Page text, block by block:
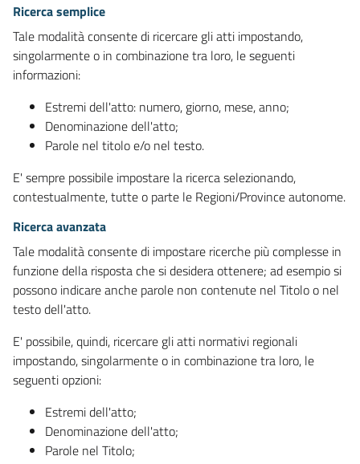
Ricerca semplice
Tale modalità consente di ricercare gli atti impostando,
singolarmente o in combinazione tra loro, le seguenti
informazioni:
Estremi dell'atto: numero, giorno, mese, anno;
Denominazione dell'atto;
Parole nel titolo e/o nel testo.
E' sempre possibile impostare la ricerca selezionando,
contestualmente, tutte o parte le Regioni/Province autonome.
Ricerca avanzata
Tale modalità consente di impostare ricerche più complesse in
funzione della risposta che si desidera ottenere; ad esempio si
possono indicare anche parole non contenute nel Titolo o nel
testo dell'atto.
E' possibile, quindi, ricercare gli atti normativi regionali
impostando, singolarmente o in combinazione tra loro, le
seguenti opzioni:
Estremi dell'atto;
Denominazione dell'atto;
Parole nel Titolo;